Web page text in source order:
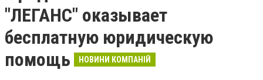
"ЛЕГАНС" оказывает
бесплатную юридическую
помощь
НОВИНИ КОМПАНІЙ